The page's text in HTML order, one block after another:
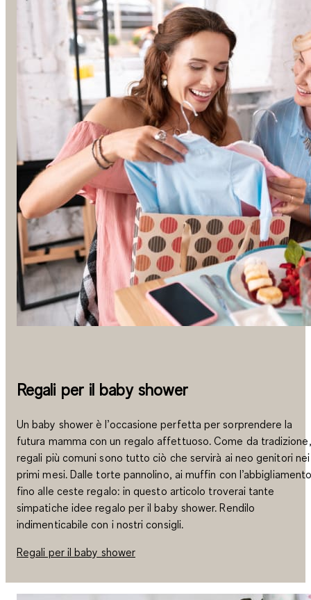
Regali per il baby shower
Un baby shower è l’occasione perfetta per sorprendere la
futura mamma con un regalo affettuoso. Come da
regali più comuni sono tutto ciò che servirà ai neo genitori nei
primi mesi. Dalle torte pannolino, ai muffin con
fino alle ceste regalo: in questo articolo troverai tante
simpatiche idee regalo per il baby shower. Rendilo
indimenticabile con i nostri consigli.
Regali per il baby shower